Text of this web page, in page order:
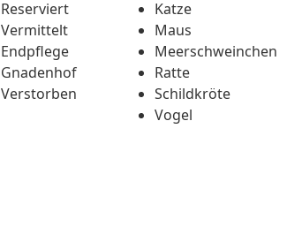
Reserviert
Vermittelt
Endpflege
Gnadenhof
Verstorben
Katze
Maus
Meerschweinchen
Ratte
Schildkröte
Vogel